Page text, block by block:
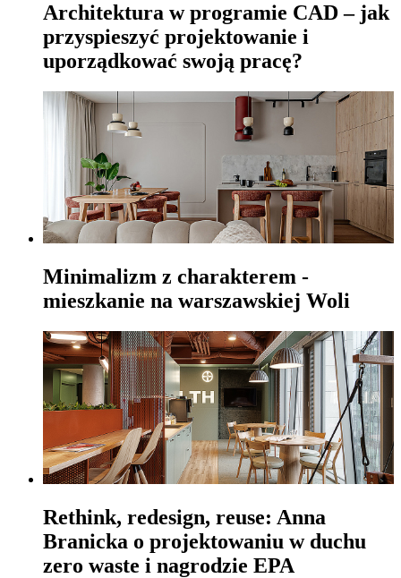
Architektura w programie CAD – jak
przyspieszyć projektowanie i
uporządkować swoją pracę?
Minimalizm z charakterem -
mieszkanie na warszawskiej Woli
Rethink, redesign, reuse: Anna
Branicka o projektowaniu w duchu
zero waste i nagrodzie EPA